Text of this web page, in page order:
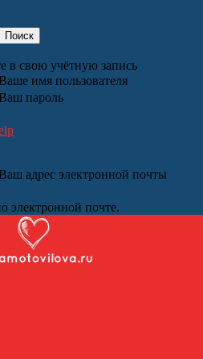
в свою учётную запись
имя пользователя
пароль
адрес электронной почты
электронной почте.